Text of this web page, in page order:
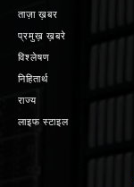
ताज़ा ख़बर
प्रमुख़ ख़बरे
विश्लेषण
निहितार्थ
राज्य
लाइफ स्टाइल